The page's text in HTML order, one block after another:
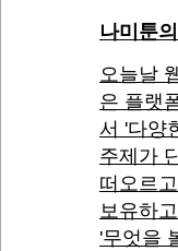
나미툰
오늘날
은 플랫
서 '다양
주제가
떠오르
보유하
'무엇을